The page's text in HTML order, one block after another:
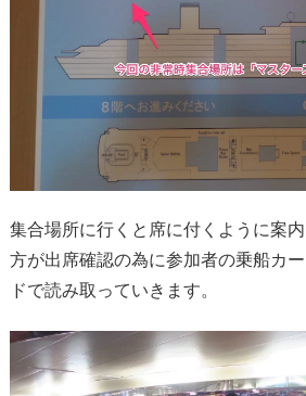
集合場所に行くと席に付くように案
方が出席確認の為に参加者の乗船カ
ドで読み取っていきます。